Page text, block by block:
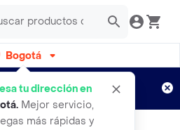
Bogotá
tu dirección en
. Mejor servicio,
más rápidas y
por semanas
Aplican TyC